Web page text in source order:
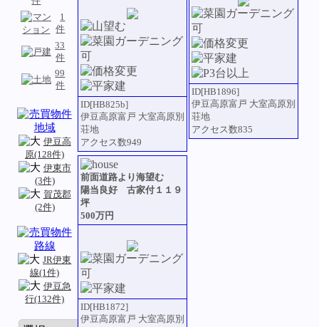
1
件
33
件
99
件
伊豆高
原(128件)
伊東市
(3件)
賀茂郡
(2件)
JR伊東
線(1件)
伊豆急
行(132件)
ID[HB825b]
伊豆高原富戸 大室高原別
荘地
アクセス数949
ID[HB1896]
伊豆高原富戸 大室高原別
荘地
アクセス数835
前面道路より海望む
陽当良好 古家付１１９
坪
500万円
ID[HB1872]
伊豆高原富戸 大室高原別